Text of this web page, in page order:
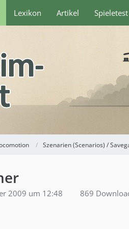
Lexikon Artikel Spieletest
Szenarien (Scenarios) /
2009 um 12:48 869